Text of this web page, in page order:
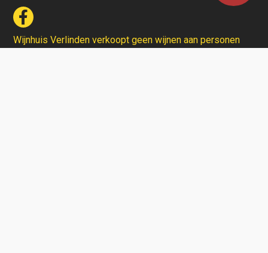
Wijnhuis Verlinden verkoopt geen wijnen aan personen